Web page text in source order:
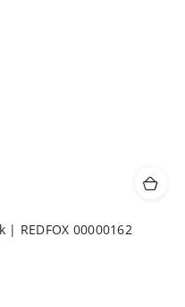
| REDFOX 00000162